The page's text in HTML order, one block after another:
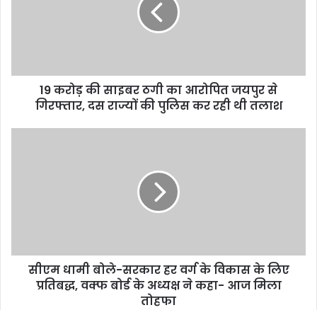
19 करोड़ की साइबर ठगी का आरोपित जयपुर से
गिरफ्तार, दस राज्यों की पुलिस कर रही थी तलाश
सीएम धामी बोले-सरकार हर वर्ग के विकास के लिए
प्रतिबद्ध, वक्फ बोर्ड के अध्यक्ष ने कहा- आज मिला
तोहफा